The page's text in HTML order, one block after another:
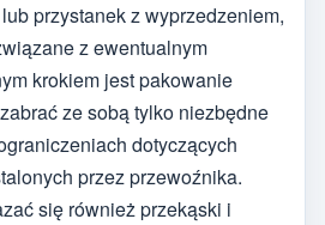
przystanek z wyprzedzeniem,
z ewentualnym
krokiem jest pakowanie
ze sobą tylko niezbędne
dotyczących
przez przewoźnika.
się również przekąski i